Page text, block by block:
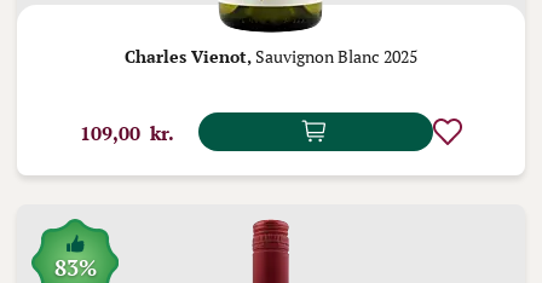
Charles Vienot,Sauvignon Blanc 2025
109,00 kr.
83%